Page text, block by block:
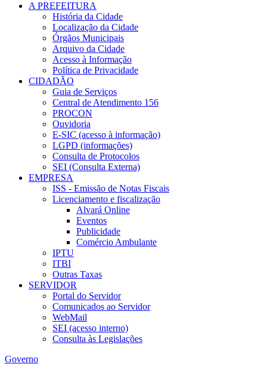
A PREFEITURA
História da Cidade
Localização da Cidade
Órgãos Municipais
Arquivo da Cidade
Acesso à Informação
Política de Privacidade
CIDADÃO
Guia de Serviços
Central de Atendimento 156
PROCON
Ouvidoria
E-SIC (acesso à informação)
LGPD (informações)
Consulta de Protocolos
SEI (Consulta Externa)
EMPRESA
ISS - Emissão de Notas Fiscais
Licenciamento e fiscalização
Alvará Online
Eventos
Publicidade
Comércio Ambulante
IPTU
ITBI
Outras Taxas
SERVIDOR
Portal do Servidor
Comunicados ao Servidor
WebMail
SEI (acesso interno)
Consulta às Legislações
Governo